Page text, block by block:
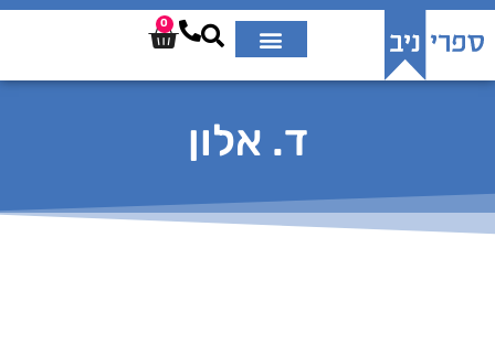
0
ד. אלון